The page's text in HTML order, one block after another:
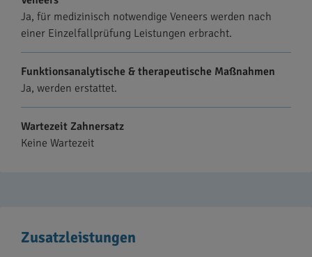
Ja, für medizinisch notwendige Veneers werden nach
einer Einzelfallprüfung Leistungen erbracht.
Funktionsanalytische & therapeutische Maßnahmen
Ja, werden erstattet.
Wartezeit Zahnersatz
Keine Wartezeit
Zusatzleistungen